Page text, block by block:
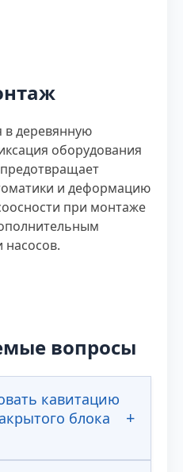
в деревянную
оборудования
и деформацию
при монтаже
насосов.
вопросы
кавитацию
блока